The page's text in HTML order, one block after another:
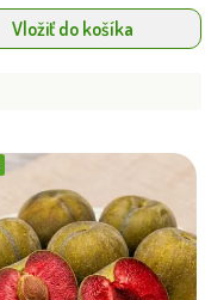
Vložiť do košíka